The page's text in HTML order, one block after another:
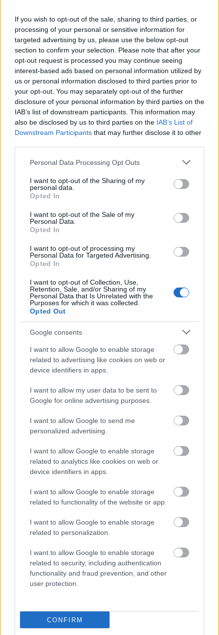
If you wish to opt-out of the sale, sharing to third parties, or
processing of your personal or sensitive information for
targeted advertising by us, please use the below opt-out
section to confirm your selection. Please note that after your
opt-out request is processed you may continue seeing
interest-based ads based on personal information utilized by
us or personal information disclosed to third parties prior to
your opt-out. You may separately opt-out of the further
disclosure of your personal information by third parties on the
IAB’s list of downstream participants. This information may
also be disclosed by us to third parties on the IAB’s List of
Downstream Participants that may further disclose it to other
Please note that this website/app uses one or more Google
not limited to your visit or usage behaviour. You may click to
grant or deny consent to Google and its third-party tags to
use your data for below specified purposes in below Google
consent section.
Personal Data Processing Opt Outs
I want to opt-out of the Sharing of my
personal data.
Opted In
I want to opt-out of the Sale of my
Personal Data.
Opted In
I want to opt-out of processing my
Personal Data for Targeted Advertising.
Opted In
I want to opt-out of Collection, Use,
Retention, Sale, and/or Sharing of my
Personal Data that Is Unrelated with the
Purposes for which it was collected.
Opted Out
Google consents
I want to allow Google to enable storage
related to advertising like cookies on web or
device identifiers in apps.
I want to allow my user data to be sent to
Google for online advertising purposes.
I want to allow Google to send me
personalized advertising.
I want to allow Google to enable storage
related to analytics like cookies on web or
device identifiers in apps.
I want to allow Google to enable storage
related to functionality of the website or app.
I want to allow Google to enable storage
related to personalization.
I want to allow Google to enable storage
related to security, including authentication
functionality and fraud prevention, and other
user protection.
CONFIRM
ENSZ klímaváltozási konferenciájával együtt
koncerteket is tartottak (ott volt mégPatti Smith
Fleais), a frontember pedig akusztikus szettje során
nem csak régebbi Radiohead- és szólódalokat adott
elé, hanem két olyan szerzeményt is, amelyek
minden bizonnyal anyazenekara következő
albumáról származnak. Hogy miből lehet erre
következtetni aSilent Springés aDesert Island Disk
című számok esetében? Nos, az első közepén, mielőtt
Yorke belekezdett volna egy "gitárszólóba",
mellékesen beleszólt a mikrofonba: "ez itt Jonny
következtetéseket ugyanakkor két ilyen nyers,
érdemes levonni a dalok végső formáját illetően,
nem sok derül ki abból, hogy milyen irányba viszi a
körvonalazódására még várnunk kell. Hogy meddig,
az kérdéses.
Thom Yorke új Radiohead dalokat játszik: